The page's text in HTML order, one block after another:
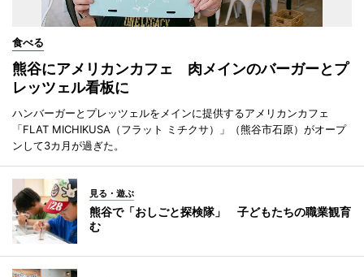
食べる
熊谷にアメリカンカフェ 肉メインのバーガーとプ
レッツェル看板に
ハンバーガーとプレッツェルをメインに提供するアメリカンカフェ
「FLAT MICHIKUSA（フラット ミチクサ）」（熊谷市石原）がオープ
ンして3カ月が過ぎた。
見る・遊ぶ
熊谷で「おしごと探検隊」 子どもたちの職業観育
む